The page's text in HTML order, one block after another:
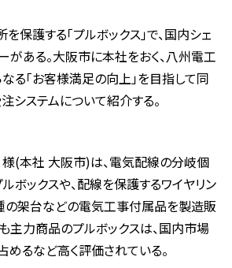
保護する「プルボックス」で、国内シェ
がある。大阪市に本社をおく、八州電工
る「お客様満足の向上」を目指して同
システムについて紹介する。
(本社 大阪市)は、電気配線の分岐個
ボックスや、配線を保護するワイヤリン
の架台などの電気工事付属品を製造販
主力商品のプルボックスは、国内市場
るなど高く評価されている。